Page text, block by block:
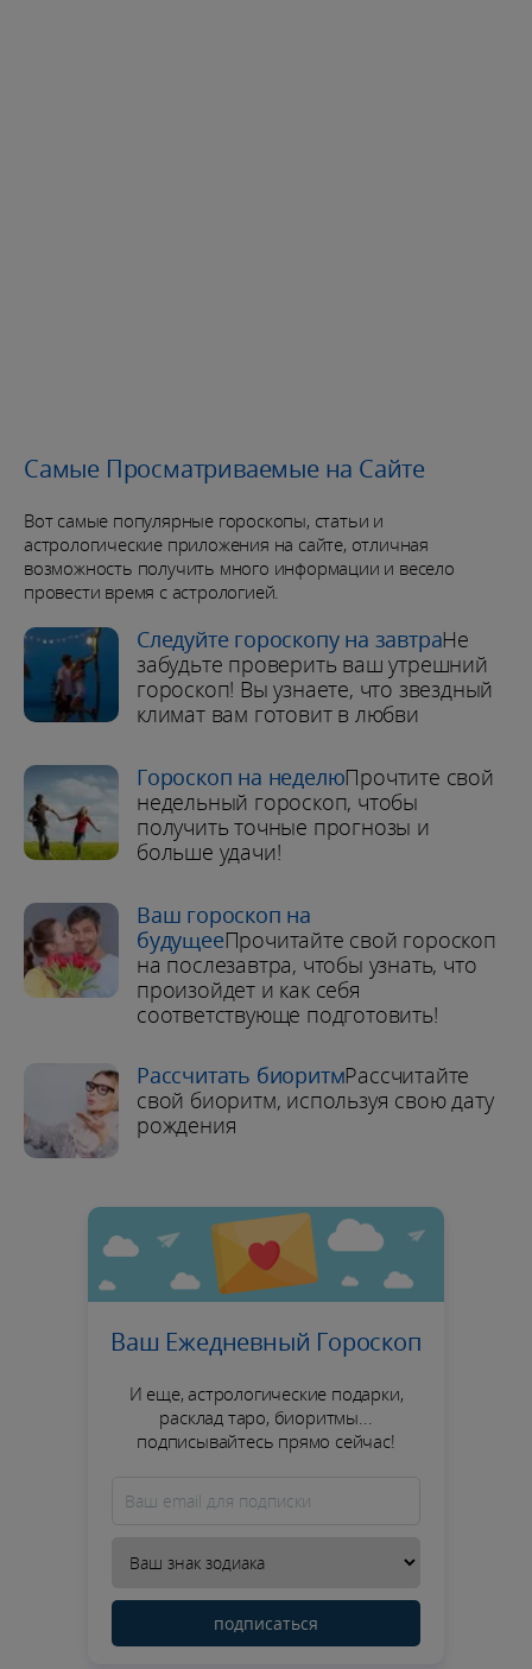
Самые Просматриваемые на Сайте
Вот самые популярные гороскопы, статьи и
астрологические приложения на сайте, отличная
возможность получить много информации и весело
провести время с астрологией.
Следуйте гороскопу на завтраНе
забудьте проверить ваш утрешний
гороскоп! Вы узнаете, что звездный
климат вам готовит в любви
Гороскоп на неделюПрочтите свой
недельный гороскоп, чтобы
получить точные прогнозы и
больше удачи!
Ваш гороскоп на
будущееПрочитайте свой гороскоп
на послезавтра, чтобы узнать, что
произойдет и как себя
соответствующе подготовить!
Рассчитать биоритмРассчитайте
свой биоритм, используя свою дату
рождения
Ваш Ежедневный Гороскоп
И еще, астрологические подарки,
расклад таро, биоритмы...
подписывайтесь прямо сейчас!
подписаться